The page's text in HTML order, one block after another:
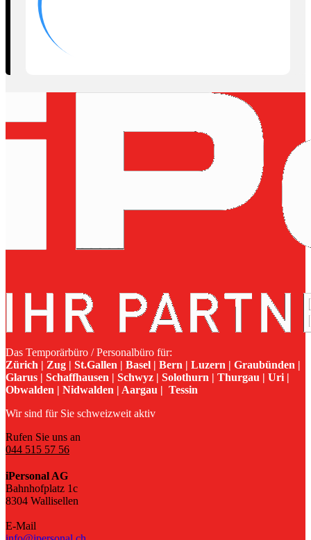
Das Temporärbüro / Personalbüro für:
Zürich | Zug | St.Gallen | Basel | Bern | Luzern | Graubünden |
Glarus | Schaffhausen | Schwyz | Solothurn | Thurgau | Uri |
Obwalden | Nidwalden | Aargau | Tessin
Wir sind für Sie schweizweit aktiv
Rufen Sie uns an
044 515 57 56
iPersonal AG
Bahnhofplatz 1c
8304 Wallisellen
E-Mail